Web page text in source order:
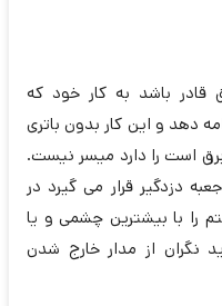
قادر باشد به کار خود که
دهد و این کار بدون باتری
است را دارد میسر نیست.
که درون جعبه دزدگیر قرار می گیرد در
برق سیستم را با بیشترین چشمی و یا
نگران از مدار خارج شدن